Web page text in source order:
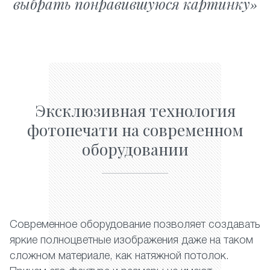
Эксклюзивная технология
фотопечати на современном
оборудовании
Современное оборудование позволяет создавать
яркие полноцветные изображения даже на таком
сложном материале, как натяжной потолок.